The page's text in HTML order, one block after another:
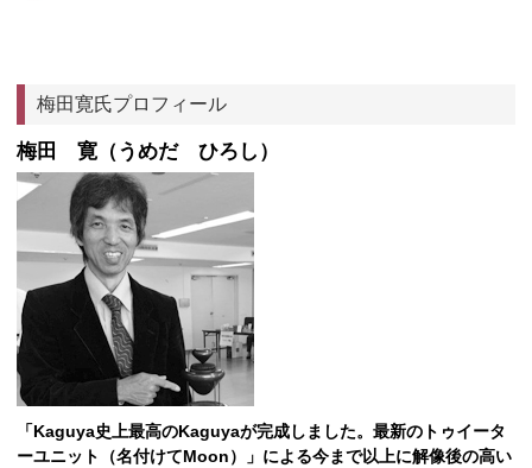
梅田寛氏プロフィール
梅田 寛（うめだ ひろし）
「Kaguya史上最高のKaguyaが完成しました。最新のトゥイータ
ーユニット（名付けてMoon）」による今まで以上に解像後の高い